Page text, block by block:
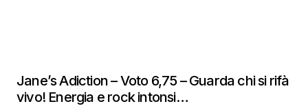
Jane’s Adiction – Voto 6,75 – Guarda chi si rifà
vivo! Energia e rock intonsi…